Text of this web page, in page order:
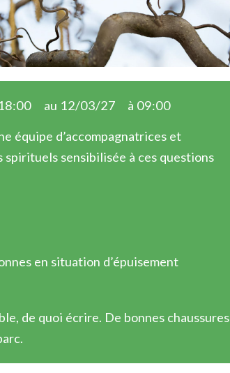
au 12/03/27 à 09:00
équipe d’accompagnatrices et
spirituels sensibilisée à ces questions
en situation d’épuisement
de quoi écrire. De bonnes chaussures